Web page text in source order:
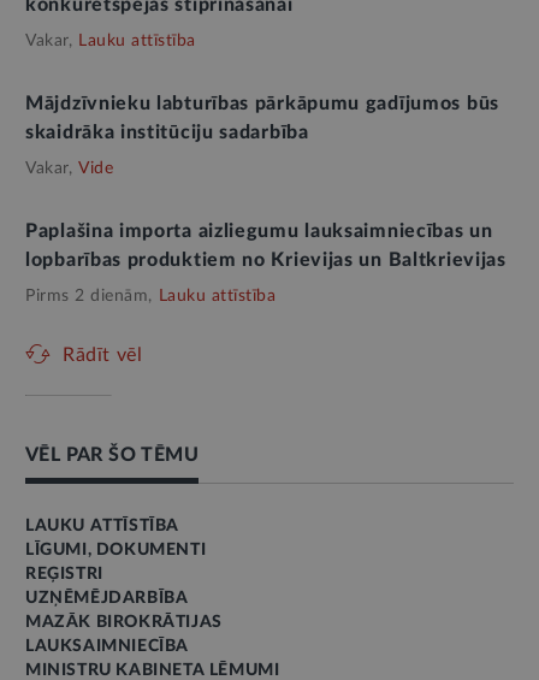
konkurētspējas stiprināšanai
Vakar, Lauku attīstība
Mājdzīvnieku labturības pārkāpumu gadījumos būs
skaidrāka institūciju sadarbība
Vakar, Vide
Paplašina importa aizliegumu lauksaimniecības un
lopbarības produktiem no Krievijas un Baltkrievijas
Pirms 2 dienām, Lauku attīstība
Rādīt vēl
VĒL PAR ŠO TĒMU
LAUKU ATTĪSTĪBA
LĪGUMI, DOKUMENTI
REĢISTRI
UZŅĒMĒJDARBĪBA
MAZĀK BIROKRĀTIJAS
LAUKSAIMNIECĪBA
MINISTRU KABINETA LĒMUMI